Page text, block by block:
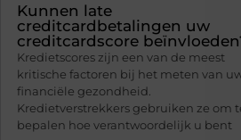
Kunnen late
creditcardbetalingen uw
creditcardscore
Kredietscores zijn een van de meest
kritische factoren bij het meten van
financiële gezondheid.
Kredietverstrekkers gebruiken ze om
bepalen hoe verantwoordelijk u bent